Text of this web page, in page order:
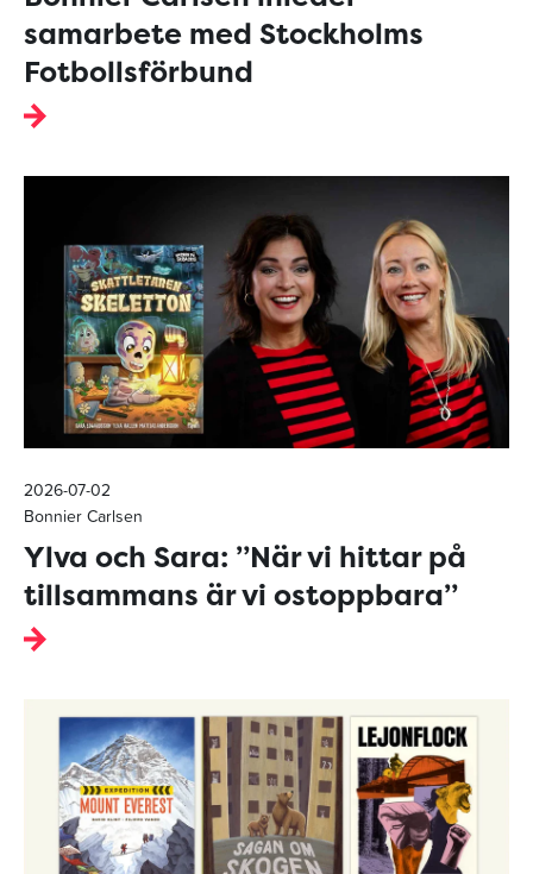
samarbete med Stockholms
Fotbollsförbund
2026-07-02
Bonnier Carlsen
Ylva och Sara: ”När vi hittar på
tillsammans är vi ostoppbara”